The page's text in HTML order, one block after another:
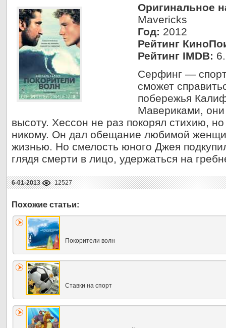
Оригинальное
Mavericks
Год: 2012
Рейтинг
Рейтинг IMDB:
Серфинг —
сможет
побережья
Мавериками, они
высоту. Хессон не раз покорял стихию,
никому. Он дал обещание любимой
жизнью. Но смелость юного Джея
глядя смерти в лицо, удержаться на
6-01-2013 12527
Покорители волн
Ставки на спорт